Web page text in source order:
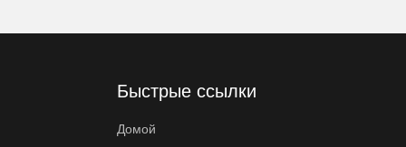
Быстрые ссылки
Домой